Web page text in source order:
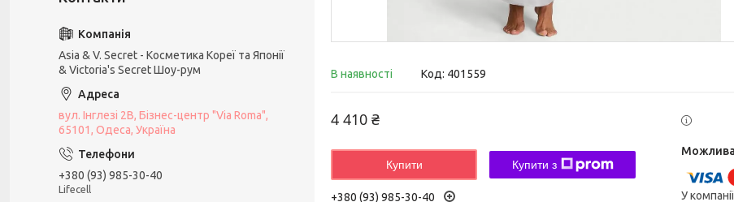
В наявності Код: 401559
4 410 ₴
Купити Купити з
+380 (93) 985-30-40
У
Asia & V. Secret - Косметика Кореї та Японії
& Victoria's Secret Шоу-рум
вул. Інглезі 2В, Бізнес-центр "Via Roma",
65101, Одеса, Україна
+380 (93) 985-30-40
Lifecell